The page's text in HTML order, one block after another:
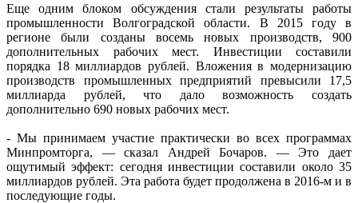
Еще одним блоком обсуждения стали результаты работы
промышленности Волгоградской области. В 2015 году в
регионе были созданы восемь новых производств, 900
дополнительных рабочих мест. Инвестиции составили
порядка 18 миллиардов рублей. Вложения в модернизацию
производств промышленных предприятий превысили 17,5
миллиарда рублей, что дало возможность создать
дополнительно 690 новых рабочих мест.
- Мы принимаем участие практически во всех программах
Минпромторга, — сказал Андрей Бочаров. — Это дает
ощутимый эффект: сегодня инвестиции составили около 35
миллиардов рублей. Эта работа будет продолжена в 2016-м и в
последующие годы.